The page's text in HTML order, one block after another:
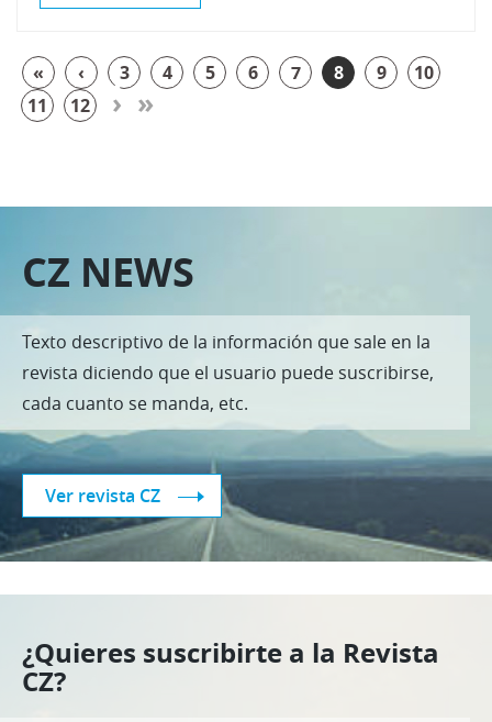
« ‹ 3 4 5 6 7 8 9
10
11
12 › »
CZ NEWS
Texto descriptivo de la información que sale en la
revista diciendo que el usuario puede suscribirse,
cada cuanto se manda, etc.
Ver revista CZ
¿Quieres suscribirte a la Revista
CZ?